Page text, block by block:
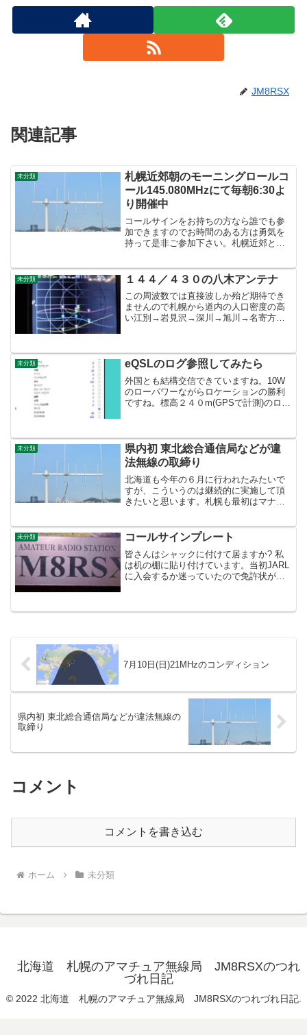
JM8RSX
関連記事
未分類
札幌近郊朝のモーニングロールコ
ール145.080MHzにて毎朝6:30よ
り開催中
コールサインをお持ちの方なら誰でも参
加できますのでお時間のある方は勇気を
持って是非ご参加下さい。札幌近郊と言
きますので是非参加して下さいね。と言
っても朝の苦手な私は数え...
未分類 １４４／４３０の八木アンテナ
この周波数では直接波しか殆ど期待でき
ませんので札幌から道内の人口密度の高
い江別→岩見沢→深川→旭川→名寄方面
バー出来ていますので全く問題なしで
す。但し、ビームの反対側で...
未分類 eQSLのログ参照してみたら
外国とも結構交信できていますね。10W
のローパワーながらロケーションの勝利
ですね。標高２４０m(GPSで計測)のロケ
未分類
県内初 東北総合通信局などが違
法無線の取締り
北海道も今年の６月に行われたみたいで
すが、こういうのは継続的に実施して頂
きたいと思います。札幌も最初はマナー
ようです。定められたルールは守って頂
きたいものですね 紫波町...
未分類 コールサインプレート
皆さんはシャックに付けて居ますか? 私
は机の棚に貼り付けています。当初JARL
に入会するか迷っていたので免許状が届
7月10日(日)21MHzのコンディション
県内初 東北総合通信局などが違法無線の
取締り
コメント
コメントを書き込む
ホーム 未分類
北海道 札幌のアマチュア無線局 JM8RSXのつれ
づれ日記
© 2022 北海道 札幌のアマチュア無線局 JM8RSXのつれづれ日記.